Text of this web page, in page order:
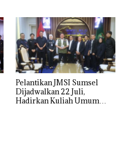
Pelantikan JMSI Sumsel
Dijadwalkan 22 Juli,
Hadirkan Kuliah Umum